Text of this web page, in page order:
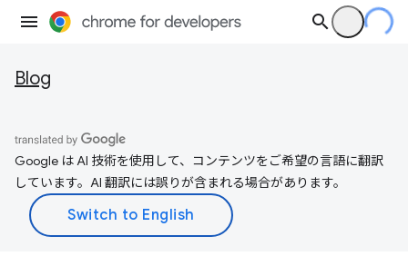
Blog
Google は AI 技術を使用して、コンテンツをご希望の言語に翻訳
しています。AI 翻訳には誤りが含まれる場合があります。